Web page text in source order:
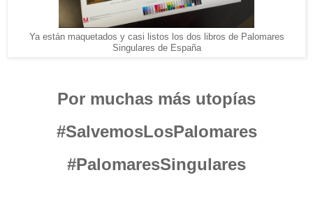
Ya están maquetados y casi listos los dos libros de Palomares
Singulares de España
Por muchas más utopías
#SalvemosLosPalomares
#PalomaresSingulares